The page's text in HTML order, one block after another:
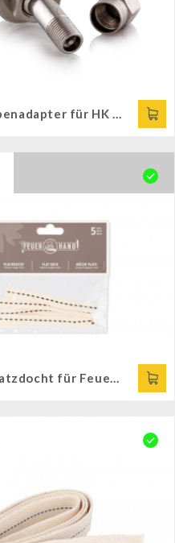
Luftpumpenadapter für HK 500
5 Stk. Ersatzdocht für Feuerhand Baby Special 276